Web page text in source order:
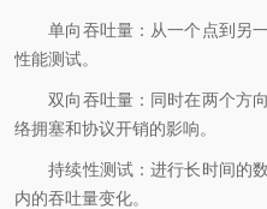
单向吞吐量：从一个点到另一
性能测试。
双向吞吐量：同时在两个方向
络拥塞和协议开销的影响。
持续性测试：进行长时间的数
内的吞吐量变化。